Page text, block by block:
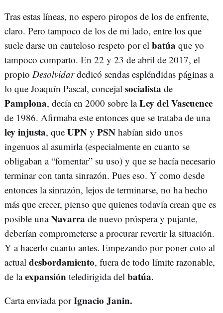
Tras estas líneas, no espero piropos de los de enfrente,
claro. Pero tampoco de los de mi lado, entre los que
suele darse un cauteloso respeto por el batúa que yo
tampoco comparto. En 22 y 23 de abril de 2017, el
propio Desolvidardedicó sendas espléndidas páginas a
lo que Joaquín Pascal, concejal socialista de
Pamplona, decía en 2000 sobre laLey del Vascuence
de 1986. Afirmaba este entonces que se trataba de una
ley injusta, que UPN y PSN habían sido unos
ingenuos al asumirla (especialmente en cuanto se
obligaban a “fomentar” su uso) y que se hacía necesario
terminar con tanta sinrazón. Pues eso. Y como desde
entonces la sinrazón, lejos de terminarse, no ha hecho
más que crecer, pienso que quienes todavía crean que es
posible unaNavarra de nuevo próspera y pujante,
deberían comprometerse a procurar revertir la situación.
Y a hacerlo cuanto antes. Empezando por poner coto al
actual desbordamiento, fuera de todo límite razonable,
de laexpansión teledirigida del batúa.
Carta enviada porIgnacio Janin.